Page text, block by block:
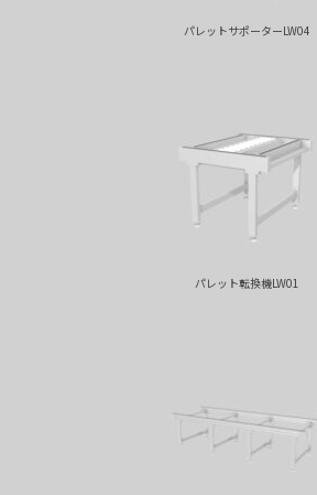
パレットサポーターLW04
パレット転換機LW01